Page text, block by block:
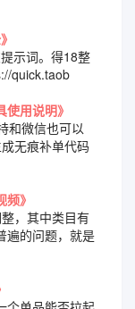
示词。得18整
quick.taob
用说明》
和微信也可以
无痕补单代码
》
，其中类目有
遍的问题，就是